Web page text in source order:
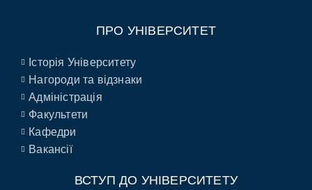
ПРО УНІВЕРСИТЕТ
Історія Університету
Нагороди та відзнаки
Адміністрація
Факультети
Кафедри
Вакансії
ВСТУП ДО УНІВЕРСИТЕТУ